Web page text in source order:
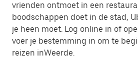
vrienden ontmoet in een
boodschappen doet in de stad,
je heen moet. Log online in of
voer je bestemming in om te
reizen inWeerde.